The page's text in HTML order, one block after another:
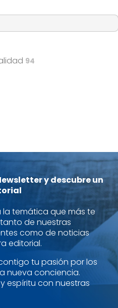
94
y descubre un
la temática que más te
de nuestras
como de noticias
editorial.
tu pasión por los
nueva conciencia.
espíritu con nuestras